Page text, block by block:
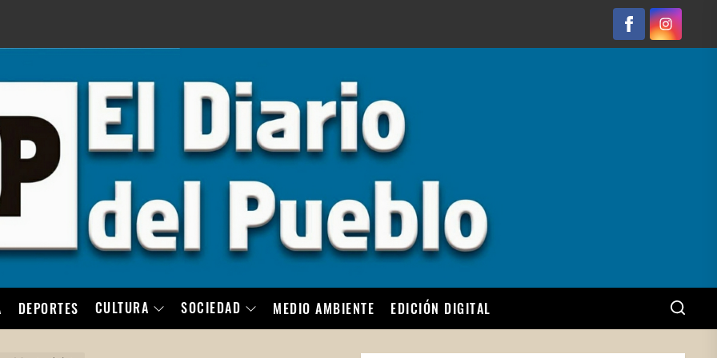
FacebookInstagram
DEPORTES CULTURA SOCIEDAD MEDIO AMBIENTE EDICIÓN DIGITAL